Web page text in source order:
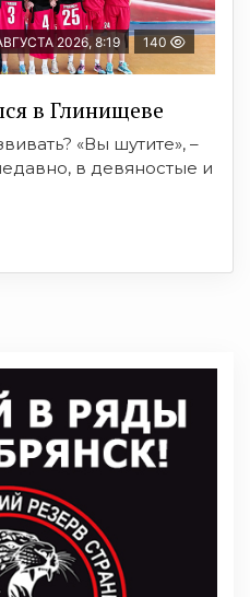
2026, 8:19 140
в Глинищеве
«Вы шутите», –
в девяностые и